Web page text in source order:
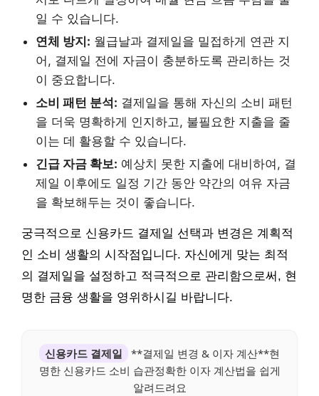
일 수 있습니다.
연체 방지: 월급날과 결제일을 밀접하게 연관 지
어, 결제일 전에 자금이 충분하도록 관리하는 것
이 중요합니다.
소비 패턴 분석: 결제일을 통해 자신의 소비 패턴
을 더욱 명확하게 인지하고, 불필요한 지출을 줄
이는 데 활용할 수 있습니다.
긴급 자금 확보: 예상치 못한 지출에 대비하여, 결
제일 이후에도 일정 기간 동안 약간의 여유 자금
을 확보해두는 것이 좋습니다.
궁극적으로 신용카드 결제일 선택과 변경은 계획적
인 소비 생활의 시작점입니다. 자신에게 맞는 최적
의 결제일을 설정하고 적극적으로 관리함으로써, 현
명한 금융 생활을 영위하시길 바랍니다.
신용카드 결제일
**결제일 변경 & 이자 계산**현
명한 신용카드 소비 습관정확한 이자 계산법을 쉽게
알려드려요